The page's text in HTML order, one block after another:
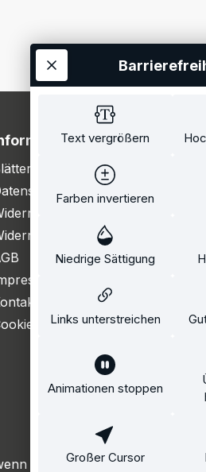
Einstellungen
nicht anders angegeben.
Text vergrößern
Farben invertieren
Niedrige Sättigung
Links unterstreichen
Animationen stoppen
Großer Cursor